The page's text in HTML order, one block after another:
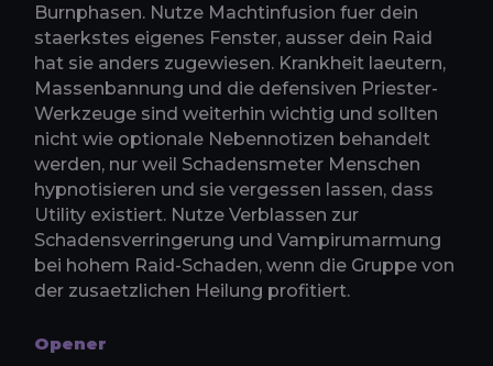
Burnphasen. Nutze Machtinfusion fuer dein
staerkstes eigenes Fenster, ausser dein Raid
hat sie anders zugewiesen. Krankheit laeutern,
Massenbannung und die defensiven Priester-
Werkzeuge sind weiterhin wichtig und sollten
nicht wie optionale Nebennotizen behandelt
werden, nur weil Schadensmeter Menschen
hypnotisieren und sie vergessen lassen, dass
Utility existiert. Nutze Verblassen zur
Schadensverringerung und Vampirumarmung
bei hohem Raid-Schaden, wenn die Gruppe von
der zusaetzlichen Heilung profitiert.
Opener